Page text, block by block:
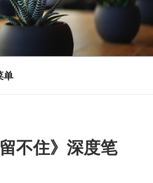
单
不住》深度笔